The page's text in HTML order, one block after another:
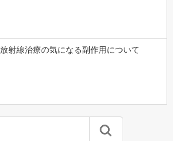
放射線治療の気になる副作用について